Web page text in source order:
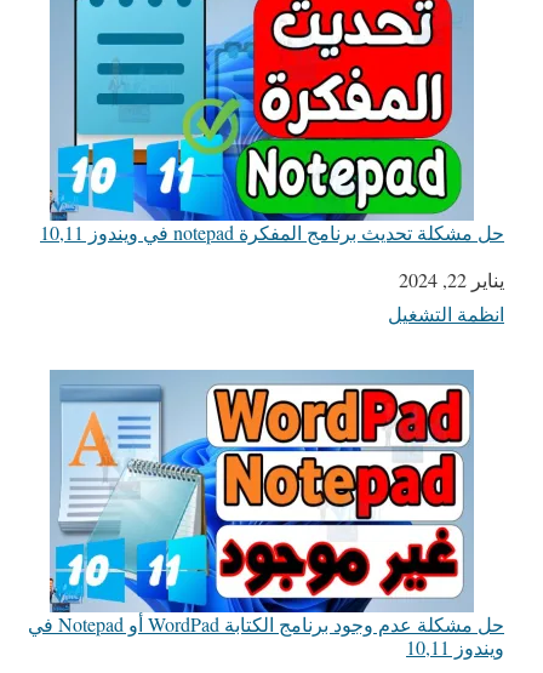
حل مشكلة تحديث برنامج المفكرة notepad في ويندوز 10,11
التاريخ
يناير 22, 2024
في ما يتعلق بما يأتي
انظمة التشغيل
حل مشكلة عدم وجود برنامج الكتابة WordPad أو Notepad في
ويندوز 10,11